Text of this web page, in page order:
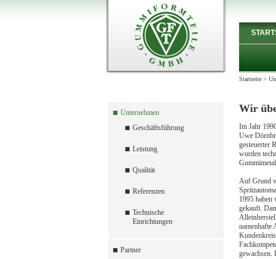
Unternehmen
Geschäftsführung
Leistung
Qualität
Referenzen
Technische
Einrichtungen
Partner
Startseite>
Wir
Im Jahr
Uwe
gesteuerter
wurden
Auf Grund
1995 haben
gekauft.
namenhafte
gewachsen.